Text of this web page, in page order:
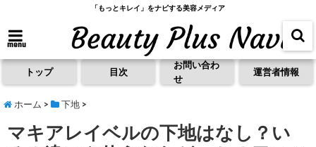
「もっとキレイ」をナビする美容メディア
menu
トップ 目次
お問い合わ
せ
運営者情報
ホーム > 下地 >
マキアレイベルの下地はなし？い